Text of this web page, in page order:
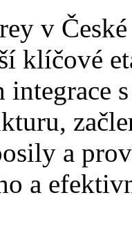
v
klíčové
a
a